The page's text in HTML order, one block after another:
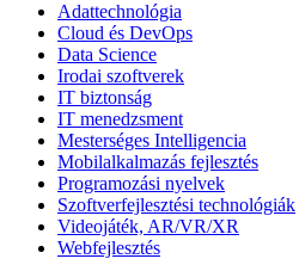
Adattechnológia
Cloud és DevOps
Data Science
Irodai szoftverek
IT biztonság
IT menedzsment
Mesterséges Intelligencia
Mobilalkalmazás fejlesztés
Programozási nyelvek
Szoftverfejlesztési technológiák
Videojáték, AR/VR/XR
Webfejlesztés